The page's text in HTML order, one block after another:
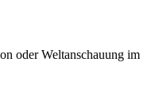
oder Weltanschauung im